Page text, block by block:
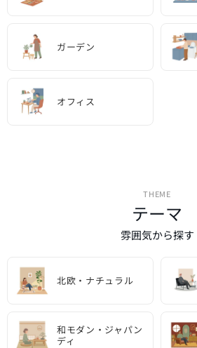
ガーデン
オフィス
THEME
テーマ
雰囲気から探す
北欧・ナチュラル
和モダン・ジャパン
ディ